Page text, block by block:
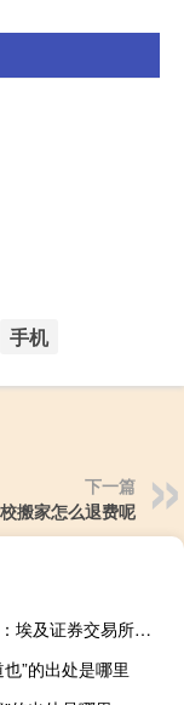
手机
下一篇
搬家怎么退费呢
市场消息：埃及证券交易所将于当地时间10月5日因国家假期休市
”的出处是哪里